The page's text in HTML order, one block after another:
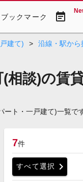
ブックマーク event_note
建て) > 沿線・駅から
相談)の賃
ト・一戸建て)一覧
7件
すべて選択 chevron_right